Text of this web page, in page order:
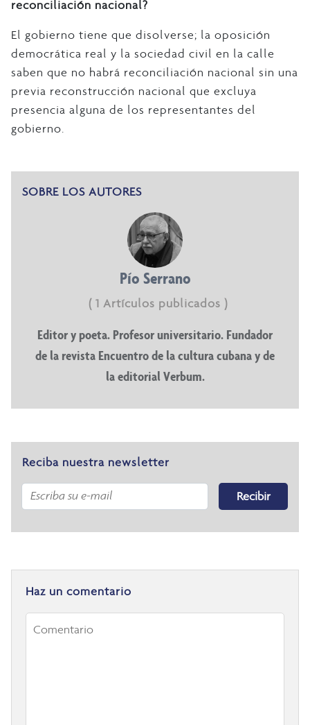
reconciliación nacional?
El gobierno tiene que disolverse; la oposición
democrática real y la sociedad civil en la calle
saben que no habrá reconciliación nacional sin una
previa reconstrucción nacional que excluya
presencia alguna de los representantes del
gobierno.
SOBRE LOS AUTORES
Pío Serrano
( 1 Artículos publicados )
Editor y poeta. Profesor universitario. Fundador
de la revista Encuentro de la cultura cubana y de
la editorial Verbum.
Reciba nuestra newsletter
Recibir
Haz un comentario